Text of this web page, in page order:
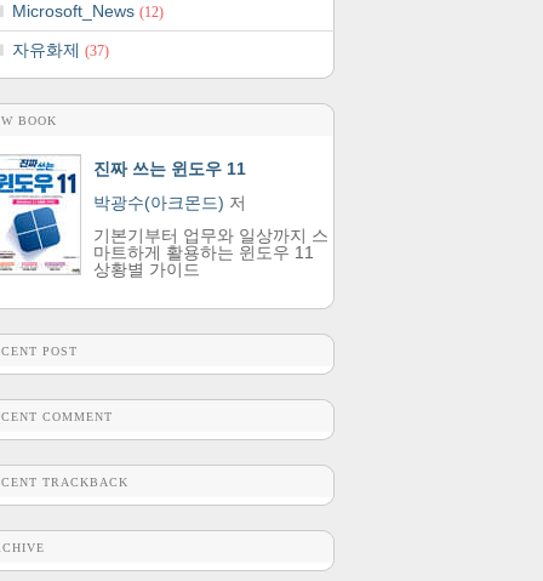
Microsoft_News (12)
자유화제 (37)
BOOK
진짜 쓰는 윈도우 11
박광수(아크몬드) 저
기본기부터 업무와 일상까지 스
마트하게 활용하는 윈도우 11
상황별 가이드
POST
COMMENT
TRACKBACK